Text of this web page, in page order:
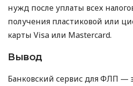
нужд после уплаты всех
получения пластиковой или
карты Visa или Mastercard.
Вывод
Банковский сервис для ФЛП —